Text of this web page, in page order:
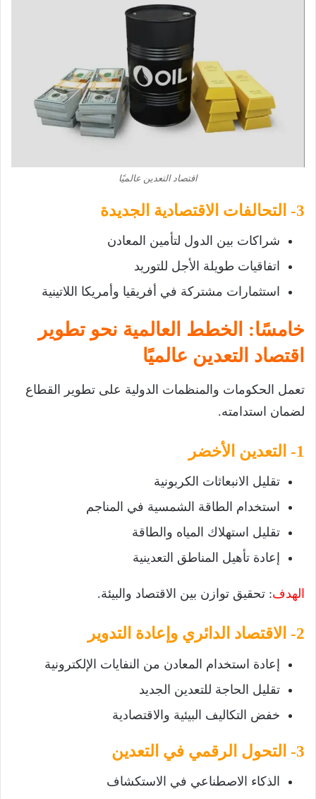
اقتصاد التعدين عالميًا
3- التحالفات الاقتصادية الجديدة
شراكات بين الدول لتأمين المعادن
اتفاقيات طويلة الأجل للتوريد
استثمارات مشتركة في أفريقيا وأمريكا اللاتينية
خامسًا: الخطط العالمية نحو تطوير
اقتصاد التعدين عالميًا
تعمل الحكومات والمنظمات الدولية على تطوير القطاع
لضمان استدامته.
1- التعدين الأخضر
تقليل الانبعاثات الكربونية
استخدام الطاقة الشمسية في المناجم
تقليل استهلاك المياه والطاقة
إعادة تأهيل المناطق التعدينية
الهدف: تحقيق توازن بين الاقتصاد والبيئة.
2- الاقتصاد الدائري وإعادة التدوير
إعادة استخدام المعادن من النفايات الإلكترونية
تقليل الحاجة للتعدين الجديد
خفض التكاليف البيئية والاقتصادية
3- التحول الرقمي في التعدين
الذكاء الاصطناعي في الاستكشاف